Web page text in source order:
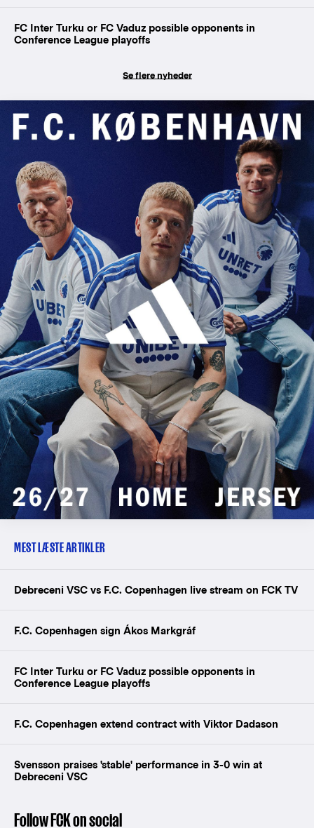
FC Inter Turku or FC Vaduz possible opponents in
Conference League playoffs
Se flere nyheder
MEST LÆSTE ARTIKLER
Debreceni VSC vs F.C. Copenhagen live stream on FCK TV
F.C. Copenhagen sign Ákos Markgráf
FC Inter Turku or FC Vaduz possible opponents in
Conference League playoffs
F.C. Copenhagen extend contract with Viktor Dadason
Svensson praises 'stable' performance in 3-0 win at
Debreceni VSC
Follow FCK on social